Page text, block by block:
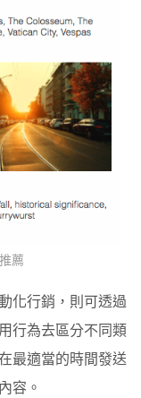
薦
化行銷，則可透過
行為去區分不同類
最適當的時間發送
容。